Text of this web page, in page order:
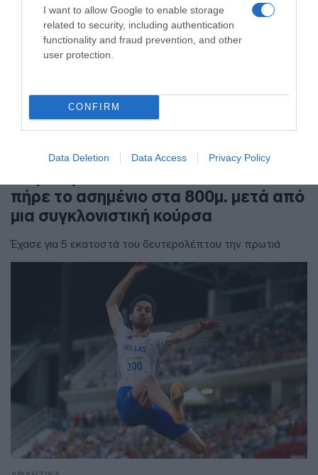
I want to allow Google to enable storage
related to security, including authentication
functionality and fraud prevention, and other
user protection.
CONFIRM
Data Deletion Data Access Privacy Policy
ΑΘΛΗΤΙΚΑ
πήρε το ασημένιο στα 800μ. μετά από
μια συγκλονιστική κούρσα
Έχασε για 5 εκατοστά του δευτερολέπτου την πρωτιά